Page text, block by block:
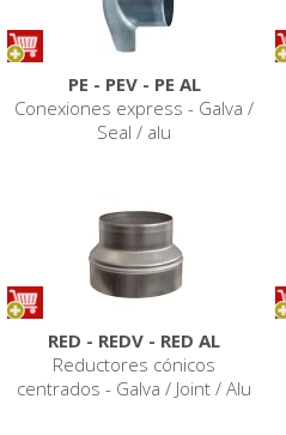
PE - PEV - PE AL
Conexiones express - Galva /
Seal / alu
RED - REDV - RED AL
Reductores cónicos
centrados - Galva / Joint / Alu